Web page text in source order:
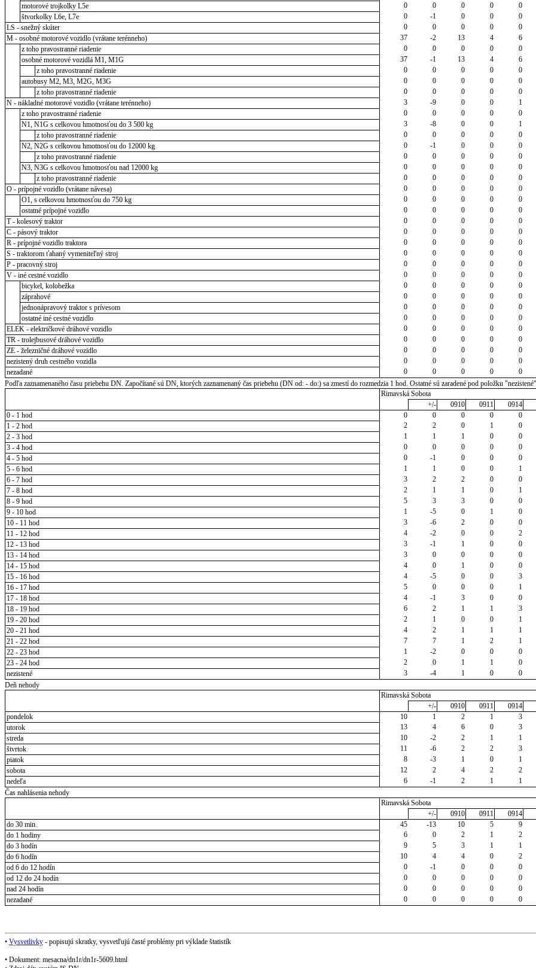
motorové trojkolky L5e
0 0 0 0 0
štvorkolky L6e, L7e
0 -1 0 0 0
LS - snežný skúter
0 0 0 0 0
M - osobné motorové vozidlo (vrátane terénneho)
37 -2 13 4 6
z toho pravostranné riadenie
0 0 0 0 0
osobné motorové vozidlá M1, M1G
37 -1 13 4 6
z toho pravostranné riadenie
0 0 0 0 0
autobusy M2, M3, M2G, M3G
0 0 0 0 0
z toho pravostranné riadenie
0 0 0 0 0
N - nákladné motorové vozidlo (vrátane terénneho)
3 -9 0 0 1
z toho pravostranné riadenie
0 0 0 0 0
N1, N1G s celkovou hmotnosťou do 3 500 kg
3 -8 0 0 1
z toho pravostranné riadenie
0 0 0 0 0
N2, N2G s celkovou hmotnosťou do 12000 kg
0 -1 0 0 0
z toho pravostranné riadenie
0 0 0 0 0
N3, N3G s celkovou hmotnosťou nad 12000 kg
0 0 0 0 0
z toho pravostranné riadenie
0 0 0 0 0
O - prípojné vozidlo (vrátane návesa)
0 0 0 0 0
O1, s celkovou hmotnosťou do 750 kg
0 0 0 0 0
ostatné prípojné vozidlo
0 0 0 0 0
T - kolesový traktor
0 0 0 0 0
C - pásový traktor
0 0 0 0 0
R - prípojné vozidlo traktora
0 0 0 0 0
S - traktorom ťahaný vymeniteľný stroj
0 0 0 0 0
P - pracovný stroj
0 0 0 0 0
V - iné cestné vozidlo
0 0 0 0 0
bicykel, kolobežka
0 0 0 0 0
záprahové
0 0 0 0 0
jednonápravový traktor s prívesom
0 0 0 0 0
ostatné iné cestné vozidlo
0 0 0 0 0
ELEK - električkové dráhové vozidlo
0 0 0 0 0
TR - trolejbusové dráhové vozidlo
0 0 0 0 0
ZE - železničné dráhové vozidlo
0 0 0 0 0
nezistený druh cestného vozidla
0 0 0 0 0
nezadané
0 0 0 0 0
Podľa zaznamenaného času priebehu DN. Započítané sú DN, ktorých zaznamenaný čas priebehu (DN od: - do:) sa zmestí do rozmedzia 1 hod. Ostatné sú zaradené pod položku "nezistené"
Rimavská Sobota
+/-
0910 0911 0914
0 - 1 hod
0 0 0 0 0
1 - 2 hod
2 2 0 1 0
2 - 3 hod
1 1 1 0 0
3 - 4 hod
0 0 0 0 0
4 - 5 hod
0 -1 0 0 0
5 - 6 hod
1 1 0 0 1
6 - 7 hod
3 2 2 0 0
7 - 8 hod
2 1 1 0 1
8 - 9 hod
5 3 3 0 0
9 - 10 hod
1 -5 0 1 0
10 - 11 hod
3 -6 2 0 0
11 - 12 hod
4 -2 0 0 2
12 - 13 hod
3 -1 1 0 0
13 - 14 hod
3 0 0 0 0
14 - 15 hod
4 0 1 0 0
15 - 16 hod
4 -5 0 0 3
16 - 17 hod
5 0 0 0 1
17 - 18 hod
4 -1 3 0 0
18 - 19 hod
6 2 1 1 3
19 - 20 hod
2 1 0 0 1
20 - 21 hod
4 2 1 1 1
21 - 22 hod
7 7 1 2 1
22 - 23 hod
1 -2 0 0 0
23 - 24 hod
2 0 1 1 0
nezistené
3 -4 1 0 0
Deň nehody
Rimavská Sobota
+/-
0910 0911 0914
pondelok
10 1 2 1 3
utorok
13 4 6 0 3
streda
10 -2 2 1 1
štvrtok
11 -6 2 2 3
piatok
8 -3 1 0 1
sobota
12 2 4 2 2
nedeľa
6 -1 2 1 1
Čas nahlásenia nehody
Rimavská Sobota
+/-
0910 0911 0914
do 30 min.
45 -13 10 5 9
do 1 hodiny
6 0 2 1 2
do 3 hodín
9 5 3 1 1
do 6 hodín
10 4 4 0 2
od 6 do 12 hodín
0 -1 0 0 0
od 12 do 24 hodín
0 0 0 0 0
nad 24 hodín
0 0 0 0 0
nezadané
0 0 0 0 0
• Vysvetlivky - popisujú skratky, vysvetľujú časté problémy pri výklade štatistík
• Dokument: mesacna/dn1r/dn1r-5609.html